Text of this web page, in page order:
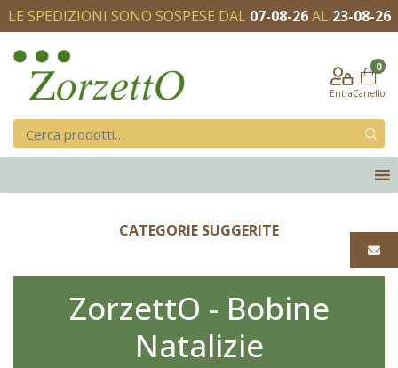
LE SPEDIZIONI SONO SOSPESE DAL 07-08-26AL 23-08-26
Entra
0
Carrello
CATEGORIE SUGGERITE
ZorzettO - Bobine
Natalizie